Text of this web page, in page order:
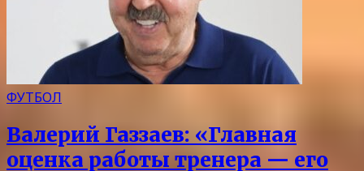
ФУТБОЛ
Валерий Газзаев: «Главная
оценка работы тренера — его